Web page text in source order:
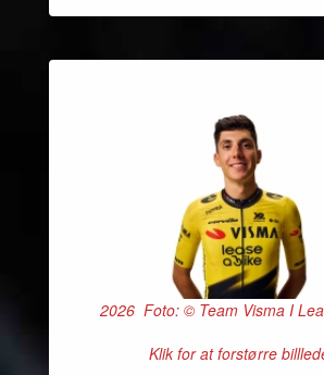
2026 Foto: © Team Visma I
Klik for at forstørre